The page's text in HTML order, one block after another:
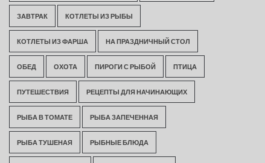
ЗАВТРАК КОТЛЕТЫ ИЗ РЫБЫ
КОТЛЕТЫ ИЗ ФАРША НА ПРАЗДНИЧНЫЙ СТОЛ
ОБЕД ОХОТА ПИРОГИ С РЫБОЙ ПТИЦА
ПУТЕШЕСТВИЯ РЕЦЕПТЫ ДЛЯ НАЧИНАЮЩИХ
РЫБА В ТОМАТЕ РЫБА ЗАПЕЧЕННАЯ
РЫБА ТУШЕНАЯ РЫБНЫЕ БЛЮДА